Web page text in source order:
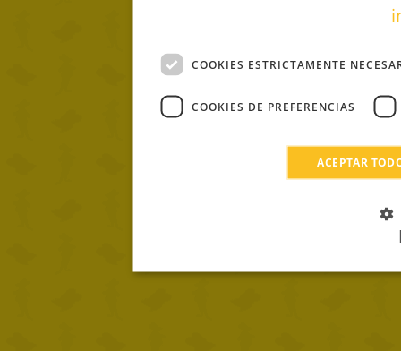
COOKIES ESTRICTAMENTE
COOKIES DE PREFERENCIAS
ACEPTAR